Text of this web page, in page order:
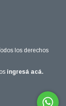
los derechos
ingresá acá.